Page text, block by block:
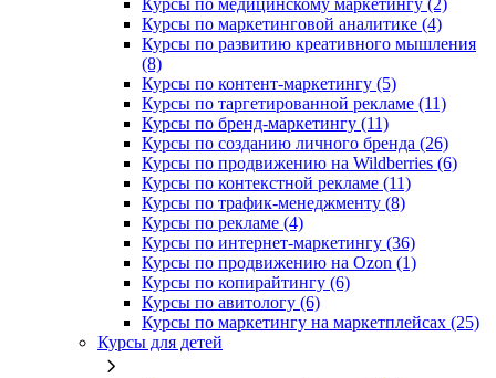
Курсы по медицинскому маркетингу (2)
Курсы по маркетинговой аналитике (4)
Курсы по развитию креативного мышления
(8)
Курсы по контент-маркетингу (5)
Курсы по таргетированной рекламе (11)
Курсы по бренд-маркетингу (11)
Курсы по созданию личного бренда (26)
Курсы по продвижению на Wildberries (6)
Курсы по контекстной рекламе (11)
Курсы по трафик-менеджменту (8)
Курсы по рекламе (4)
Курсы по интернет-маркетингу (36)
Курсы по продвижению на Ozon (1)
Курсы по копирайтингу (6)
Курсы по авитологу (6)
Курсы по маркетингу на маркетплейсах (25)
Курсы для детей